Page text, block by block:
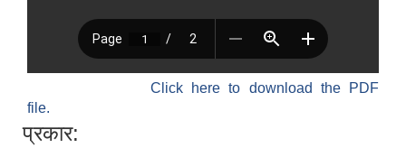
Click here to download the PDF
file.
प्रकार: